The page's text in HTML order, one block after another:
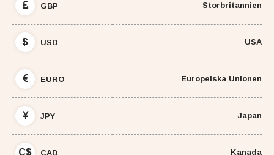
GBP Storbritannien
$ USD USA
EURO Europeiska Unionen
JPY Japan
C$ CAD Kanada